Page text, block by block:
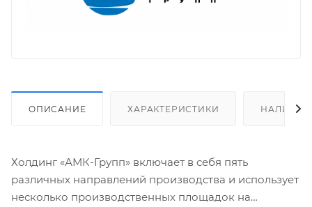
ОПИСАНИЕ ХАРАКТЕРИСТИКИ НАЛИЧИЕ
Холдинг «АМК-Групп» включает в себя пять
различных направлений производства и использует
несколько производственных площадок на